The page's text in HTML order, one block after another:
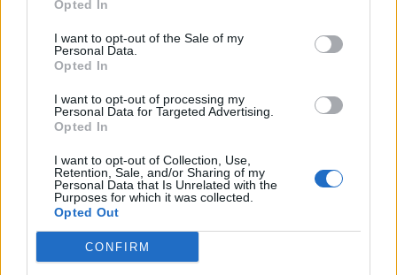
Opted In
I want to opt-out of the Sale of my
Personal Data.
Opted In
I want to opt-out of processing my
Personal Data for Targeted Advertising.
Opted In
I want to opt-out of Collection, Use,
Retention, Sale, and/or Sharing of my
Personal Data that Is Unrelated with the
Purposes for which it was collected.
Opted Out
CONFIRM
MÁR ELŐFIZETŐNK VAGY? BEJELENTKEZÉS
© 2026 Portfolio
impresszum
jogi nyilatkozat